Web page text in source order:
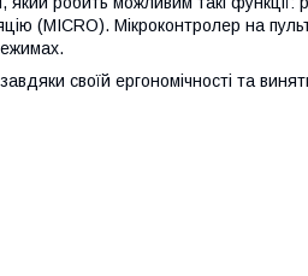
(MICRO). Мікроконтролер на
своїй ергономічності та